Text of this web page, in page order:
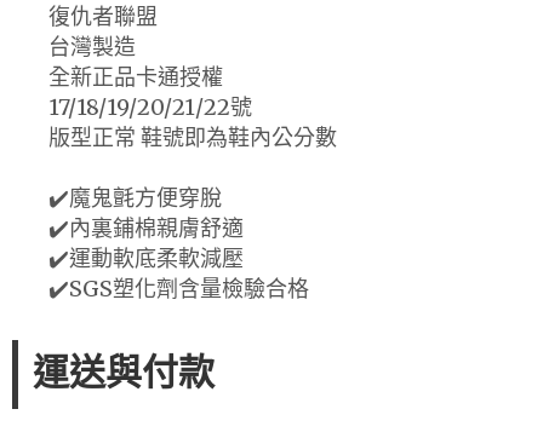
復仇者聯盟
台灣製造
全新正品卡通授權
17/18/19/20/21/22號
版型正常 鞋號即為鞋內公分數
✔️魔鬼氈方便穿脫
✔️內裏鋪棉親膚舒適
✔️運動軟底柔軟減壓
✔️SGS塑化劑含量檢驗合格
運送與付款